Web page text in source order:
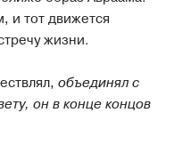
и тот движется
жизни.
объединял с
он в конце концов